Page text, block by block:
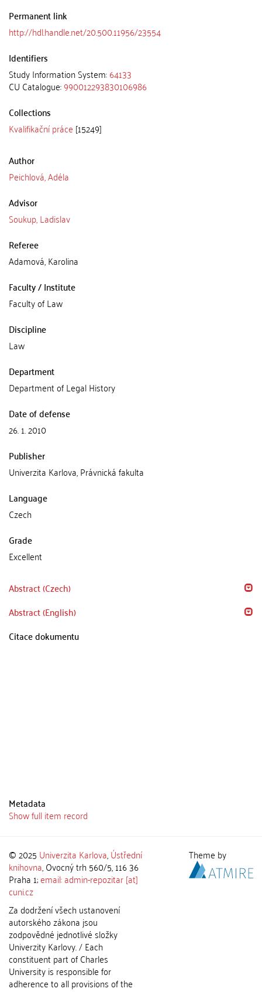
Permanent link
http://hdl.handle.net/20.500.11956/23554
Identifiers
Study Information System:64133
CU Catalogue:990012293830106986
Collections
Kvalifikační práce [15249]
Author
Peichlová, Adéla
Advisor
Soukup, Ladislav
Referee
Adamová, Karolina
Faculty / Institute
Faculty of Law
Discipline
Law
Department
Department of Legal History
Date of defense
26. 1. 2010
Publisher
Univerzita Karlova, Právnická fakulta
Language
Czech
Grade
Excellent
Abstract (Czech)
Abstract (English)
Citace dokumentu
Metadata
Show full item record
© 2025 Univerzita Karlova,Ústřední
knihovna, Ovocný trh 560/5, 116 36
Praha 1;email: admin-repozitar [at]
cuni.cz
Za dodržení všech ustanovení
autorského zákona jsou
zodpovědné jednotlivé složky
Univerzity Karlovy. / Each
constituent part of Charles
University is responsible for
adherence to all provisions of the
Theme by